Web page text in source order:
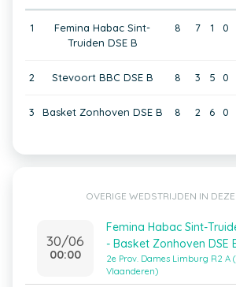
1
Femina Habac Sint-
Truiden DSE B
8 7 1 0
2 Stevoort BBC DSE B 8 3 5 0
3 Basket Zonhoven DSE B 8 2 6 0
OVERIGE WEDSTRIJDEN IN DEZE
30/06
00:00
Femina Habac Sint-
- Basket Zonhoven DSE
2e Prov. Dames Limburg R2 A
Vlaanderen)